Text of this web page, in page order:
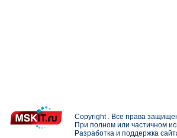
Copyright . Все права
При полном или частичном
Разработка и поддержка